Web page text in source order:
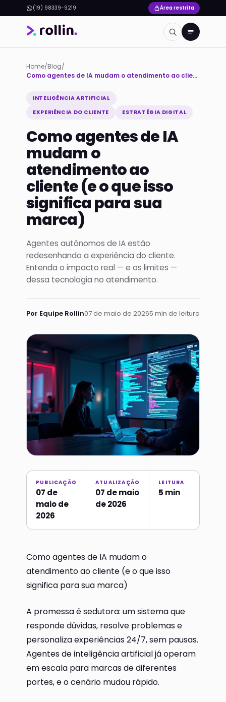
(19) 98339-9219 Área restrita
Home/Blog/
Como agentes de IA mudam o atendimento ao cliente (e o que isso significa para sua marca)
INTELIGÊNCIA ARTIFICIAL
EXPERIÊNCIA DO CLIENTE
ESTRATÉGIA DIGITAL
Como agentes de IA
mudam o
atendimento ao
cliente (e o que isso
significa para sua
marca)
Agentes autônomos de IA estão
redesenhando a experiência do cliente.
Entenda o impacto real — e os limites —
dessa tecnologia no atendimento.
Por Equipe Rollin07 de maio de 20265 min de leitura
PUBLICAÇÃO
07 de
maio de
2026
ATUALIZAÇÃO
07 de maio
de 2026
LEITURA
5 min
Como agentes de IA mudam o
atendimento ao cliente (e o que isso
significa para sua marca)
A promessa é sedutora: um sistema que
responde dúvidas, resolve problemas e
personaliza experiências 24/7, sem pausas.
Agentes de inteligência artificial já operam
em escala para marcas de diferentes
portes, e o cenário mudou rápido.